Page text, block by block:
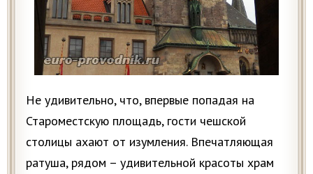
Не удивительно, что, впервые попадая на
Староместскую площадь, гости чешской
столицы ахают от изумления. Впечатляющая
ратуша, рядом – удивительной красоты храм